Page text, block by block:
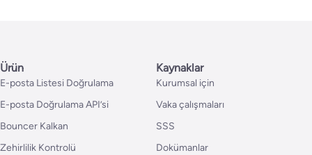
Ürün
E-posta Listesi Doğrulama
E-posta Doğrulama API’si
Bouncer Kalkan
Zehirlilik Kontrolü
Kaynaklar
Kurumsal için
Vaka çalışmaları
SSS
Dokümanlar